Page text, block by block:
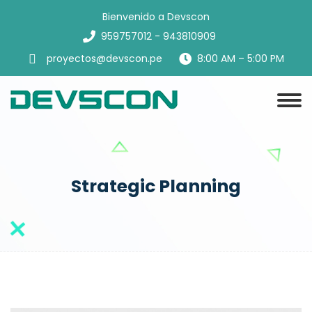
Bienvenido a Devscon
959757012 - 943810909
proyectos@devscon.pe
8:00 AM – 5:00 PM
Strategic Planning